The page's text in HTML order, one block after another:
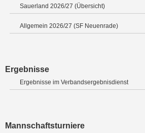
Sauerland 2026/27 (Übersicht)
Allgemein 2026/27 (SF Neuenrade)
Ergebnisse
Ergebnisse im Verbandsergebnisdienst
Mannschaftsturniere